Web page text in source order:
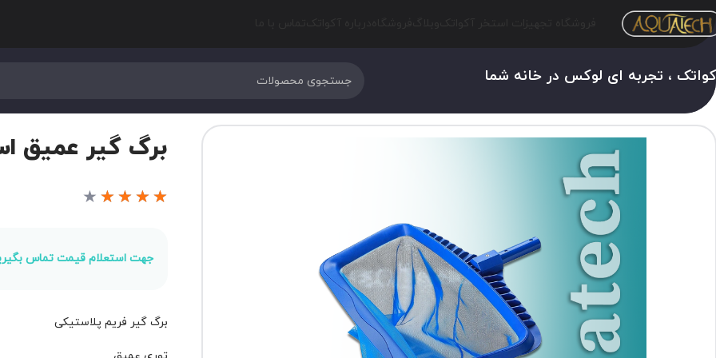
، تجربه ای لوکس در خانه شما
برگ گیر عمیق
★
★
★
★
★
جهت استعلام قیمت تماس
برگ گیر فریم پلاستیکی